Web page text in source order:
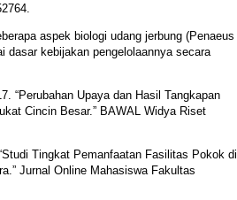
aspek biologi udang jerbung (Penaeus
dasar kebijakan pengelolaannya secara
“Perubahan Upaya dan Hasil Tangkapan
Cincin Besar.” BAWAL Widya Riset
Tingkat Pemanfaatan Fasilitas Pokok di
Jurnal Online Mahasiswa Fakultas